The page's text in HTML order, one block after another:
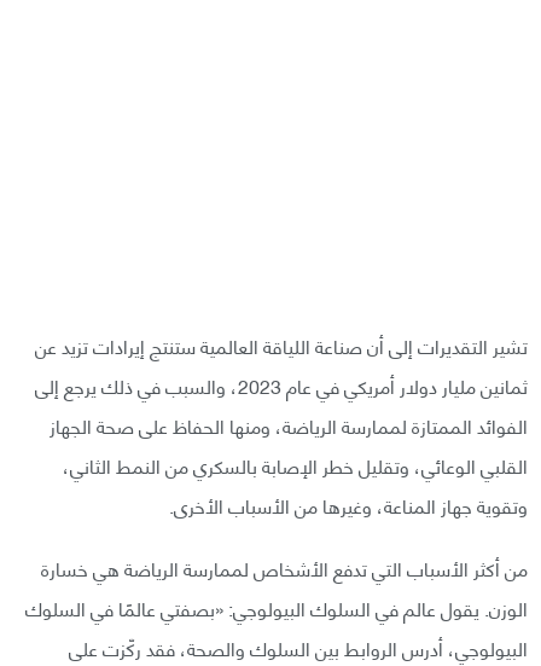
تشير التقديرات إلى أن صناعة اللياقة العالمية ستنتج إيرادات تزيد عن
ثمانين مليار دولار أمريكي في عام 2023، والسبب في ذلك يرجع إلى
الفوائد الممتازة لممارسة الرياضة، ومنها الحفاظ على صحة الجهاز
القلبي الوعائي، وتقليل خطر الإصابة بالسكري من النمط الثاني،
وتقوية جهاز المناعة، وغيرها من الأسباب الأخرى.
من أكثر الأسباب التي تدفع الأشخاص لممارسة الرياضة هي خسارة
الوزن. يقول عالم في السلوك البيولوجي: «بصفتي عالمًا في السلوك
البيولوجي، أدرس الروابط بين السلوك والصحة، فقد ركّزت على